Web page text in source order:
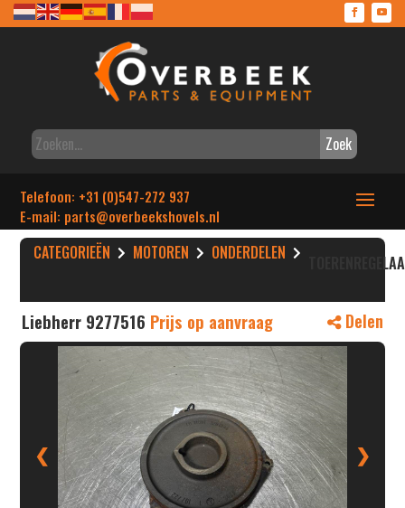
Zoek
Telefoon: +31 (0)547-272 937
E-mail: parts@overbeekshovels.nl
CATEGORIEËN MOTOREN ONDERDELEN
Liebherr 9277516 Prijs op aanvraag Delen
❮ ❯